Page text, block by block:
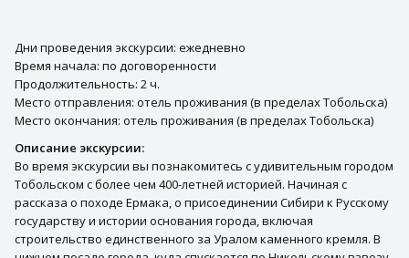
Дни проведения экскурсии: ежедневно
Время начала: по договоренности
Продолжительность: 2 ч.
Место отправления: отель проживания (в пределах Тобольска)
Место окончания: отель проживания (в пределах Тобольска)
Описание экскурсии:
Во время экскурсии вы познакомитесь с удивительным городом
Тобольском с более чем 400-летней историей. Начиная с
рассказа о походе Ермака, о присоединении Сибири к Русскому
государству и истории основания города, включая
строительство единственного за Уралом каменного кремля. В